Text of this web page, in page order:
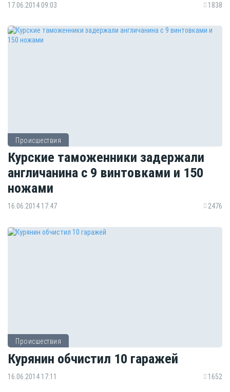
17.06.2014 09:03 1838
Происшествия
Курские таможенники задержали
англичанина с 9 винтовками и 150
ножами
16.06.2014 17:47 2476
Происшествия
Курянин обчистил 10 гаражей
16.06.2014 17:11 1652